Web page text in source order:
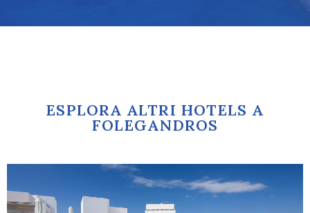
ESPLORA ALTRI HOTELS A
FOLEGANDROS